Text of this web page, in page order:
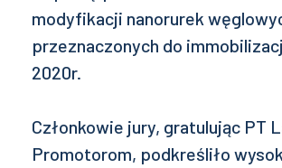
modyfikacji nanorurek
przeznaczonych do
2020r.
Członkowie jury, gratulując PT
Promotorom, podkreśliło